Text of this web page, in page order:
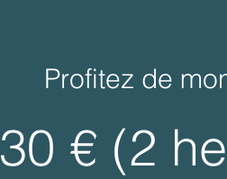
Profitez de
30 € (2